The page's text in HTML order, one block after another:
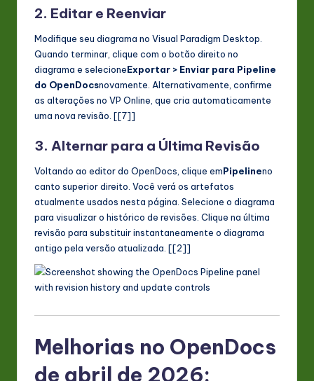
2. Editar e Reenviar
Modifique seu diagrama no Visual Paradigm Desktop.
Quando terminar, clique com o botão direito no
diagrama e selecioneExportar > Enviar para Pipeline
do OpenDocsnovamente. Alternativamente, confirme
as alterações no VP Online, que cria automaticamente
uma nova revisão. [[7]]
3. Alternar para a Última Revisão
Voltando ao editor do OpenDocs, clique emPipelineno
canto superior direito. Você verá os artefatos
atualmente usados nesta página. Selecione o diagrama
para visualizar o histórico de revisões. Clique na última
revisão para substituir instantaneamente o diagrama
antigo pela versão atualizada. [[2]]
Melhorias no OpenDocs
de abril de 2026: